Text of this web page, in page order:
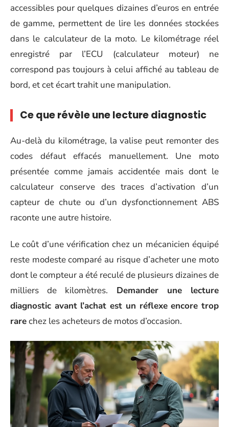
accessibles pour quelques dizaines d’euros en entrée
de gamme, permettent de lire les données stockées
dans le calculateur de la moto. Le kilométrage réel
enregistré par l’ECU (calculateur moteur) ne
correspond pas toujours à celui affiché au tableau de
bord, et cet écart trahit une manipulation.
Ce que révèle une lecture diagnostic
Au-delà du kilométrage, la valise peut remonter des
codes défaut effacés manuellement. Une moto
présentée comme jamais accidentée mais dont le
calculateur conserve des traces d’activation d’un
capteur de chute ou d’un dysfonctionnement ABS
raconte une autre histoire.
Le coût d’une vérification chez un mécanicien équipé
reste modeste comparé au risque d’acheter une moto
dont le compteur a été reculé de plusieurs dizaines de
milliers de kilomètres. Demander une lecture
diagnostic avant l’achat est un réflexe encore trop
rarechez les acheteurs de motos d’occasion.